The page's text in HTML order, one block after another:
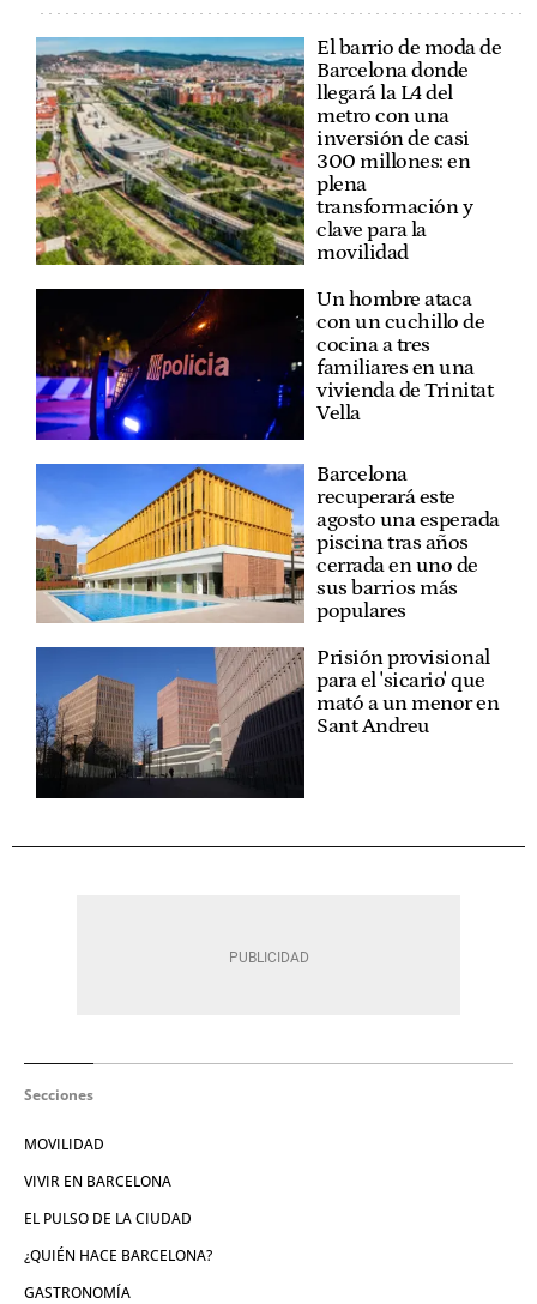
El barrio de moda de
Barcelona donde
llegará la L4 del
metro con una
inversión de casi
300 millones: en
plena
transformación y
clave para la
movilidad
Un hombre ataca
con un cuchillo de
cocina a tres
familiares en una
vivienda de Trinitat
Vella
Barcelona
recuperará este
agosto una esperada
piscina tras años
cerrada en uno de
sus barrios más
populares
Prisión provisional
para el 'sicario' que
mató a un menor en
Sant Andreu
Secciones
MOVILIDAD
VIVIR EN BARCELONA
EL PULSO DE LA CIUDAD
¿QUIÉN HACE BARCELONA?
GASTRONOMÍA